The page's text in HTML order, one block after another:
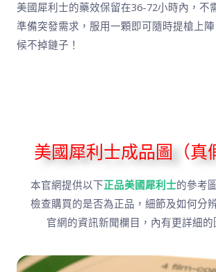
美國犀利士的藥效保留在36-72小時內，不
準備突發需求，服用一顆即可隨時提槍上
候不掉鏈子！
美國犀利士成品圖（真
本官網提供以下正品美國犀利士的參考
檢查購買的是否為正品，細節及如何分
官網的資訊新聞欄目，內有更詳細的